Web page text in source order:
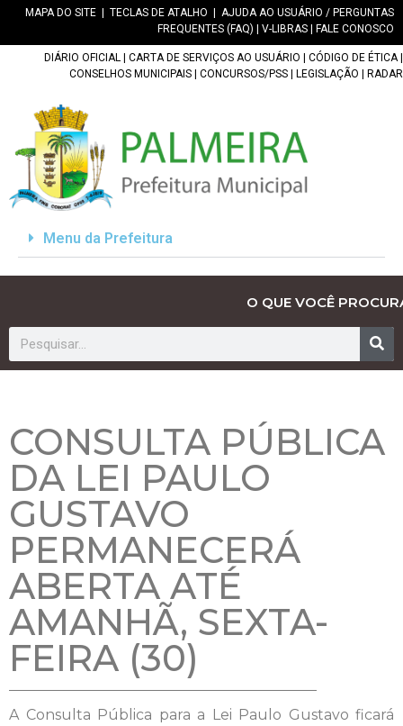
MAPA DO SITE TECLAS DE ATALHO
AJUDA AO USUÁRIO / PERGUNTAS
FREQUENTES (FAQ)
V-LIBRAS FALE CONOSCO
DIÁRIO OFICIAL CARTA DE SERVIÇOS AO USUÁRIO CÓDIGO DE ÉTICA|
CONSELHOS MUNICIPAIS
CONCURSOS/PSS LEGISLAÇÃO RADAR
Menu da Prefeitura
O QUE VOCÊ
CONSULTA PÚBLICA
DA LEI PAULO
GUSTAVO
PERMANECERÁ
ABERTA ATÉ
AMANHÃ, SEXTA-
FEIRA (30)
A Consulta Pública para a Lei Paulo Gustavo ficará